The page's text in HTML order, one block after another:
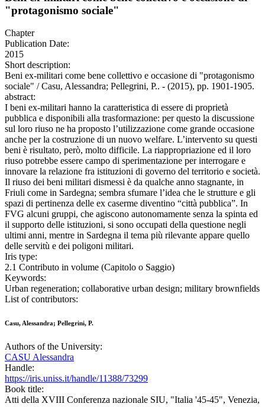
"protagonismo sociale"
Chapter
Publication Date:
2015
Short description:
Beni ex-militari come bene collettivo e occasione di "protagonismo
sociale" / Casu, Alessandra; Pellegrini, P.. - (2015), pp. 1901-1905.
abstract:
I beni ex-militari hanno la caratteristica di essere di proprietà
pubblica e disponibili alla trasformazione: per questo la discussione
sul loro riuso ne ha proposto l’utilizzazione come grande occasione
anche per la costruzione di un nuovo welfare. L’intervento su questi
beni è risultato, però, molto difficile. La riappropriazione ed il loro
riuso potrebbe essere campo di sperimentazione per interrogare e
innovare la relazione fra istituzioni di governo del territorio e società.
Il riuso dei beni militari dismessi è da qualche anno stagnante, in
Friuli come in Sardegna; sembra sfumare l’idea che le strutture e gli
spazi di pertinenza delle ex caserme diventino “città pubblica”. In
FVG alcuni gruppi, che agiscono autonomamente senza la spinta ed
il supporto delle istituzioni, si sono occupati della questione negli
ultimi anni, mentre in Sardegna il tema più rilevante appare quello
delle servitù e dei poligoni militari.
Iris type:
2.1 Contributo in volume (Capitolo o Saggio)
Keywords:
Urban regeneration; collaborative urban design; military brownfields
List of contributors:
Casu, Alessandra; Pellegrini, P.
Authors of the University:
CASU Alessandra
Handle:
https://iris.uniss.it/handle/11388/73299
Book title:
Atti della XVIII Conferenza nazionale SIU, "Italia '45-45", Venezia,